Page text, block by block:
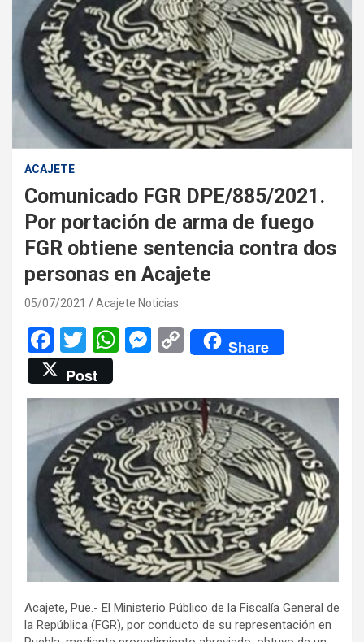
ACAJETE
Comunicado FGR DPE/885/2021.
Por portación de arma de fuego
FGR obtiene sentencia contra dos
personas en Acajete
05/07/2021 Acajete Noticias
F
a
ce
o
o
k
T
wi
tt
er
W
at
s
A
p
p
M
se
n
g
er
C
o
py
Li
n
k
Share
Post
Acajete, Pue.- El Ministerio Público de la Fiscalía General de
la República (FGR), por conducto de su representación en